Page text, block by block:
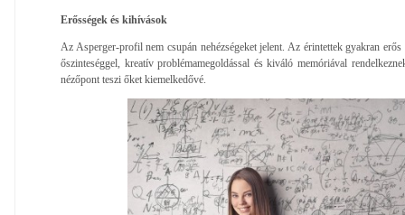
Erősségek és kihívások
Az Asperger-profil nem csupán nehézségeket jelent. Az érintettek gyakran
őszinteséggel, kreatív problémamegoldással és kiváló memóriával
nézőpont teszi őket kiemelkedővé.